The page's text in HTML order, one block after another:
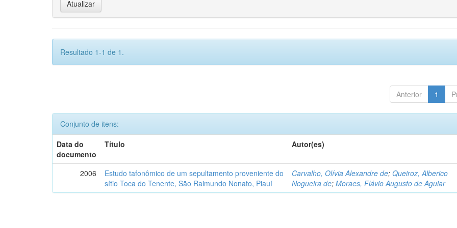
Resultado 1-1 de 1.
Anterior 1
Conjunto de itens:
Data do
documento
Título Autor(es)
2006
Estudo tafonômico de um sepultamento proveniente do
sítio Toca do Tenente, São Raimundo Nonato, Piauí
Carvalho, Olívia Alexandre de;Queiroz, Alberico
Nogueira de;Moraes, Flávio Augusto de Aguiar